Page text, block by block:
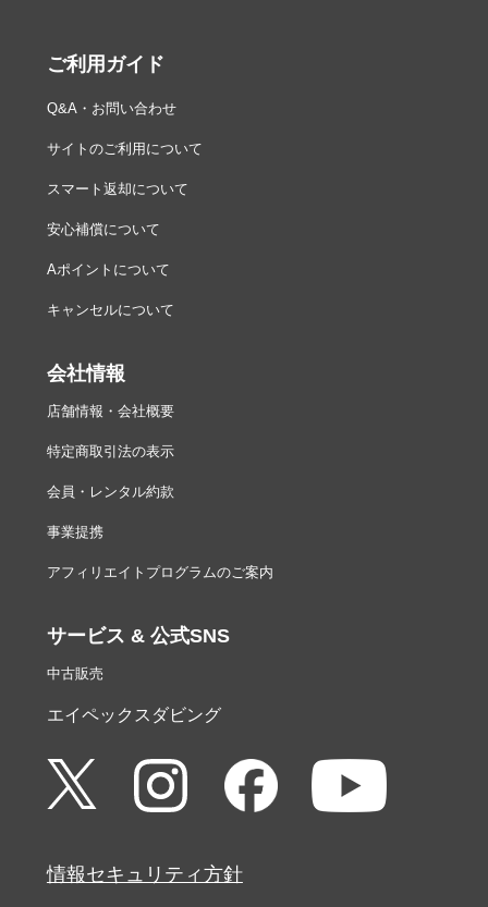
ご利用ガイド
Q&A・お問い合わせ
サイトのご利用について
スマート返却について
安心補償について
Aポイントについて
キャンセルについて
会社情報
店舗情報・会社概要
特定商取引法の表示
会員・レンタル約款
事業提携
アフィリエイトプログラムのご案内
サービス & 公式SNS
中古販売
エイペックスダビング
情報セキュリティ方針